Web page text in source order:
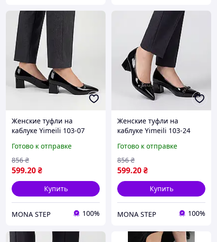
Женские туфли на
каблуке Yimeili 103-07
Готово к отправке
599.20₴
856 ₴
Купить
MONA STEP 100%
Женские туфли на
каблуке Yimeili 103-24
Готово к отправке
599.20₴
856 ₴
Купить
MONA STEP 100%